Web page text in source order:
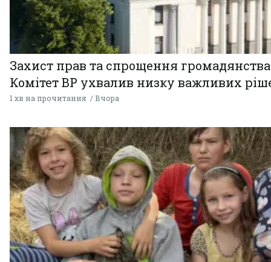
Захист прав та спрощення
Комітет ВР ухвалив низку важливих
1 хв на прочитання Вчора